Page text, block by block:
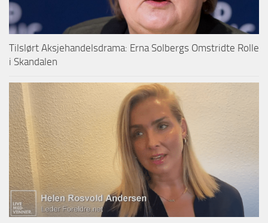
Tilslørt Aksjehandelsdrama: Erna Solbergs Omstridte Rolle
i Skandalen